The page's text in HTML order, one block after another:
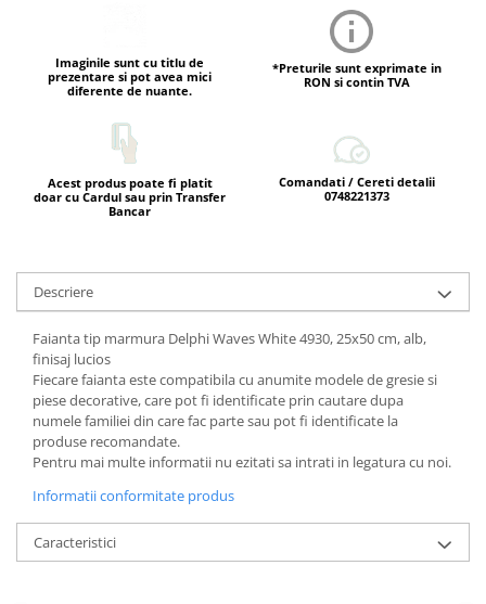
Imaginile sunt cu titlu de
prezentare si pot avea mici
diferente de nuante.
*Preturile sunt exprimate in
RON si contin TVA
Acest produs poate fi platit
doar cu Cardul sau prin Transfer
Bancar
Comandati / Cereti detalii
0748221373
Descriere
Faianta tip marmura Delphi Waves White 4930, 25x50 cm, alb,
finisaj lucios
Fiecare faianta este compatibila cu anumite modele de gresie si
piese decorative, care pot fi identificate prin cautare dupa
numele familiei din care fac parte sau pot fi identificate la
produse recomandate.
Pentru mai multe informatii nu ezitati sa intrati in legatura cu noi.
Informatii conformitate produs
Caracteristici